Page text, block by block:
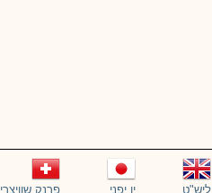
ליש"ט ין יפני פרנק שוויצרי